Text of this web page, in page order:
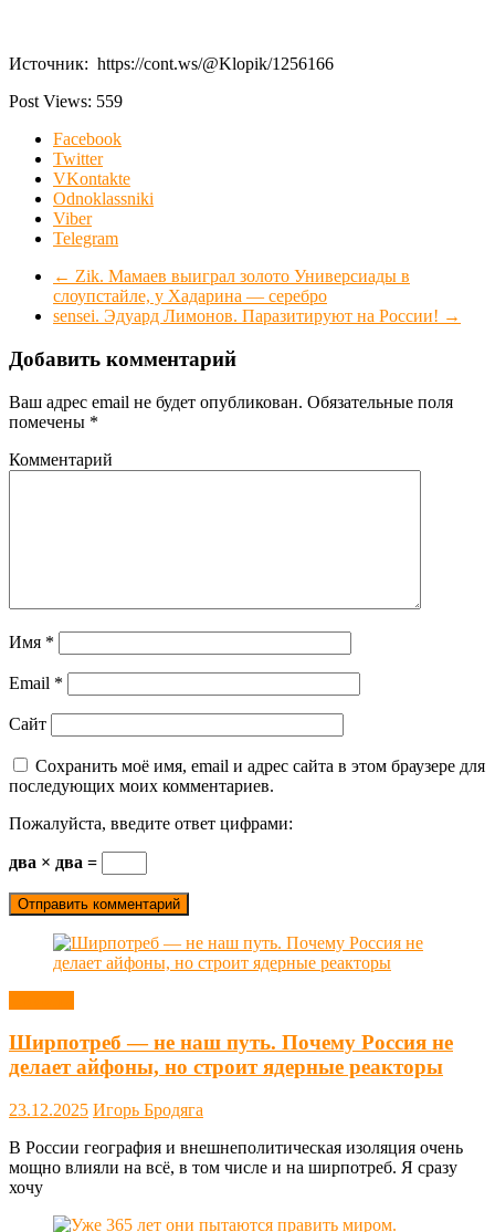
Источник: https://cont.ws/@Klopik/1256166
Post Views: 559
Facebook
Twitter
VKontakte
Odnoklassniki
Viber
Telegram
← Zik. Мамаев выиграл золото Универсиады в
слоупстайле, у Хадарина — серебро
sensei. Эдуард Лимонов. Паразитируют на России! →
Добавить комментарий
Ваш адрес email не будет опубликован. Обязательные поля
помечены *
Комментарий
Имя *
Email *
Сайт
Сохранить моё имя, email и адрес сайта в этом браузере для
последующих моих комментариев.
Пожалуйста, введите ответ цифрами:
два × два =
Ширпотреб — не наш путь. Почему Россия не
делает айфоны, но строит ядерные реакторы
23.12.2025 Игорь Бродяга
В России география и внешнеполитическая изоляция очень
мощно влияли на всё, в том числе и на ширпотреб. Я сразу
хочу